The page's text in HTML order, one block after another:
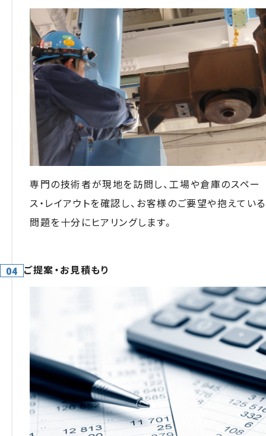
専門の技術者が現地を訪問し、工場や倉庫のスペー
ス・レイアウトを確認し、お客様のご要望や抱えている
問題を十分にヒアリングします。
ご提案・お見積もり